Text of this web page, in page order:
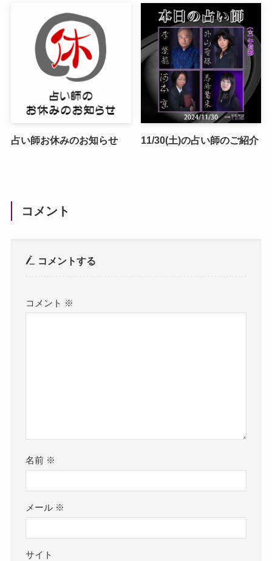
占い師お休みのお知らせ 11/30(土)の占い師のご紹介
コメント
コメントする
コメント ※
名前 ※
メール ※
サイト